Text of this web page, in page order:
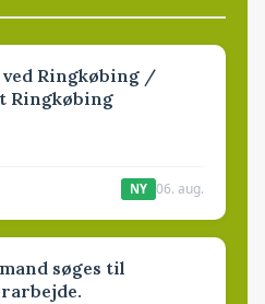
Ringkøbing /
Ringkøbing
NY 06. aug.
søges til